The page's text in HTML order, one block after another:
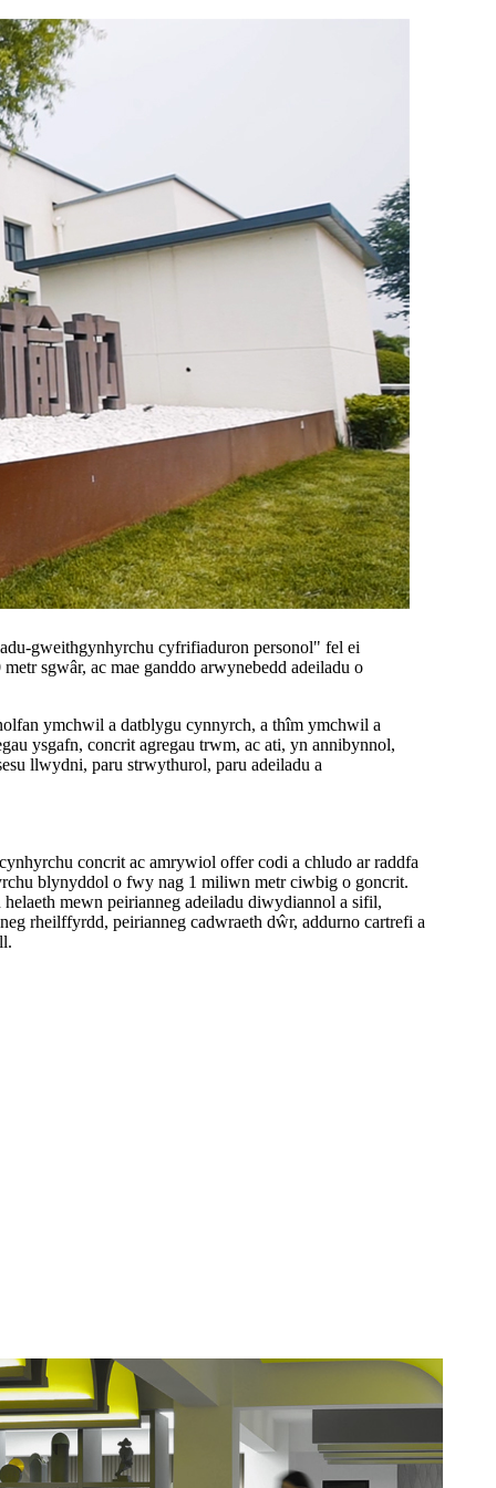
gweithgynhyrchu cyfrifiaduron personol" fel ei
sgwâr, ac mae ganddo arwynebedd adeiladu o
ymchwil a datblygu cynnyrch, a thîm ymchwil a
ysgafn, concrit agregau trwm, ac ati, yn annibynnol,
llwydni, paru strwythurol, paru adeiladu a
concrit ac amrywiol offer codi a chludo ar raddfa
blynyddol o fwy nag 1 miliwn metr ciwbig o goncrit.
mewn peirianneg adeiladu diwydiannol a sifil,
rheilffyrdd, peirianneg cadwraeth dŵr, addurno cartrefi a